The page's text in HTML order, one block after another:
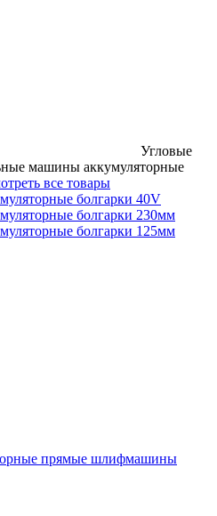
Угловые
машины аккумуляторные
все товары
болгарки 40V
болгарки 230мм
болгарки 125мм
прямые шлифмашины